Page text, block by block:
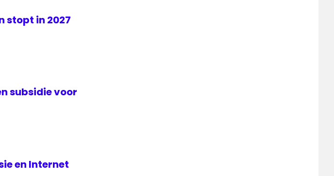
stopt in 2027
subsidie voor
en Internet